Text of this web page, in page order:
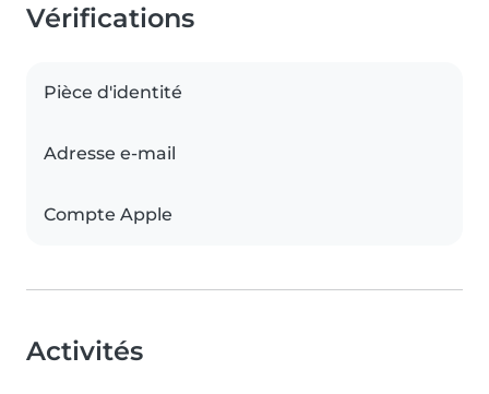
Vérifications
Pièce d'identité
Adresse e-mail
Compte Apple
Activités